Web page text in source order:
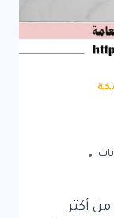
أكثر